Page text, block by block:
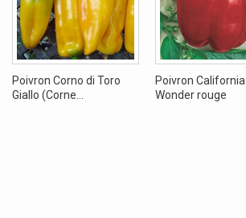
Poivron Corno di Toro
Giallo (Corne...
Poivron California
Wonder rouge